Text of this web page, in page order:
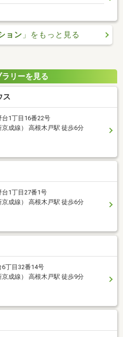
ョン 」をもっと見る
リーを見る
ス
1丁目16番22号
成線） 高根木戸駅 徒歩6分
1丁目27番1号
成線） 高根木戸駅 徒歩6分
丁目32番14号
成線） 高根木戸駅 徒歩9分